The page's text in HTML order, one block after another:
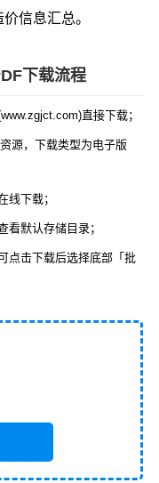
价信息汇总。
下载流程
直接下载；
源，下载类型为电子版
线下载；
看默认存储目录；
点击下载后选择底部「批